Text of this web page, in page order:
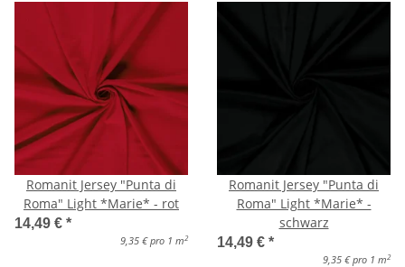
Romanit Jersey "Punta di
Roma" Light *Marie* - rot
14,49 € *
9,35 € pro 1 m 2
Romanit Jersey "Punta di
Roma" Light *Marie* -
schwarz
14,49 € *
9,35 € pro 1 m 2